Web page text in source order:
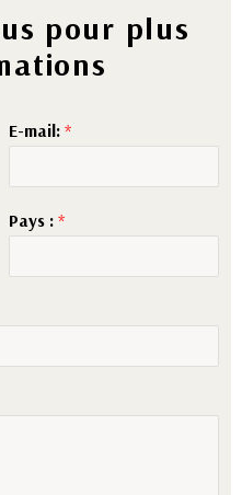
pour plus
E-mail: *
Pays : *